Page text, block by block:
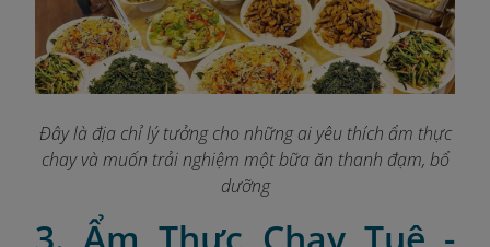
Đây là địa chỉ lý tưởng cho những ai yêu thích ẩm thực
chay và muốn trải nghiệm một bữa ăn thanh đạm, bổ
dưỡng
3. Ẩm Thực Chay Tuệ -